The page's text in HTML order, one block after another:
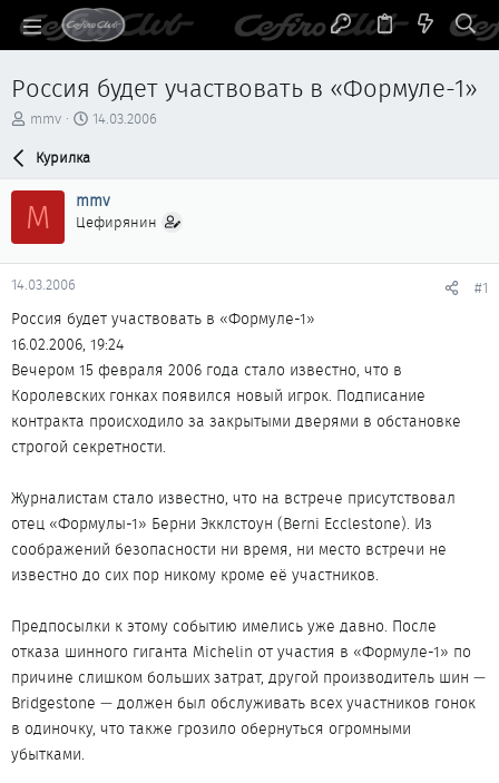
Россия будет участвовать в «Формуле-1»
А
р
т
м
ы
mmv
Д
н
а
ч
а
14.03.2006
Курилка
M mmv
Цефирянин
14.03.2006 #1
Россия будет участвовать в «Формуле-1»
16.02.2006, 19:24
Вечером 15 февраля 2006 года стало известно, что в
Королевских гонках появился новый игрок. Подписание
контракта происходило за закрытыми дверями в обстановке
строгой секретности.
Журналистам стало известно, что на встрече присутствовал
отец «Формулы-1» Берни Экклстоун (Berni Ecclestone). Из
соображений безопасности ни время, ни место встречи не
известно до сих пор никому кроме её участников.
Предпосылки к этому событию имелись уже давно. После
отказа шинного гиганта Michelin от участия в «Формуле-1» по
причине слишком больших затрат, другой производитель шин —
Bridgestone — должен был обслуживать всех участников гонок
в одиночку, что также грозило обернуться огромными
убытками.